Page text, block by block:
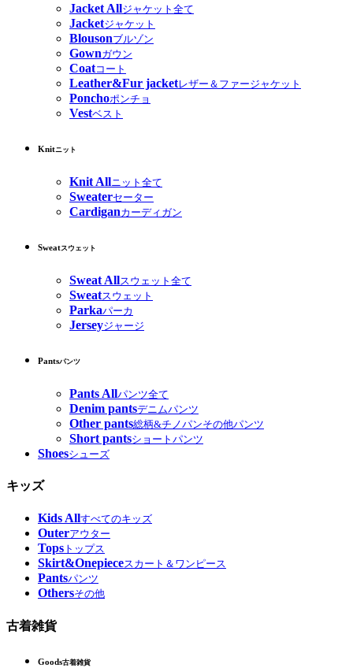
Jacket Allジャケット全て
Jacketジャケット
Blousonブルゾン
Gownガウン
Coatコート
Leather&Fur jacketレザー＆ファージャケット
Ponchoポンチョ
Vestベスト
Knitニット
Knit Allニット全て
Sweaterセーター
Cardiganカーディガン
Sweatスウェット
Sweat Allスウェット全て
Sweatスウェット
Parkaパーカ
Jerseyジャージ
Pantsパンツ
Pants Allパンツ全て
Denim pantsデニムパンツ
Other pants総柄&チノパンその他パンツ
Short pantsショートパンツ
Shoesシューズ
キッズ
Kids Allすべてのキッズ
Outerアウター
Tops トップス
Skirt&Onepieceスカート＆ワンピース
Pantsパンツ
Othersその他
古着雑貨
Goods古着雑貨